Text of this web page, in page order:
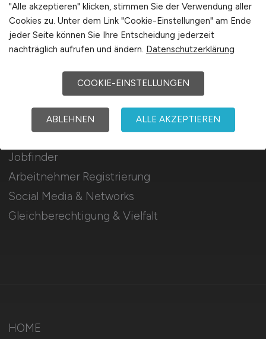
Für Arbeitnehmer
Jobfinder
Arbeitnehmer Registrierung
Social Media & Networks
Gleichberechtigung & Vielfalt
Arbeitgeber Seite
Arbeitgeber Kontakt
Karrierenetzwerk
HOME
"Alle akzeptieren" klicken, stimmen Sie der Verwendung aller
Cookies zu. Unter dem Link "Cookie-Einstellungen" am Ende
jeder Seite können Sie Ihre Entscheidung jederzeit
nachträglich aufrufen und ändern. Datenschutzerklärung
COOKIE-EINSTELLUNGEN
ABLEHNEN ALLE AKZEPTIEREN